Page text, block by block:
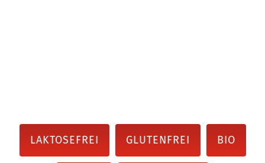
LAKTOSEFREI GLUTENFREI BIO